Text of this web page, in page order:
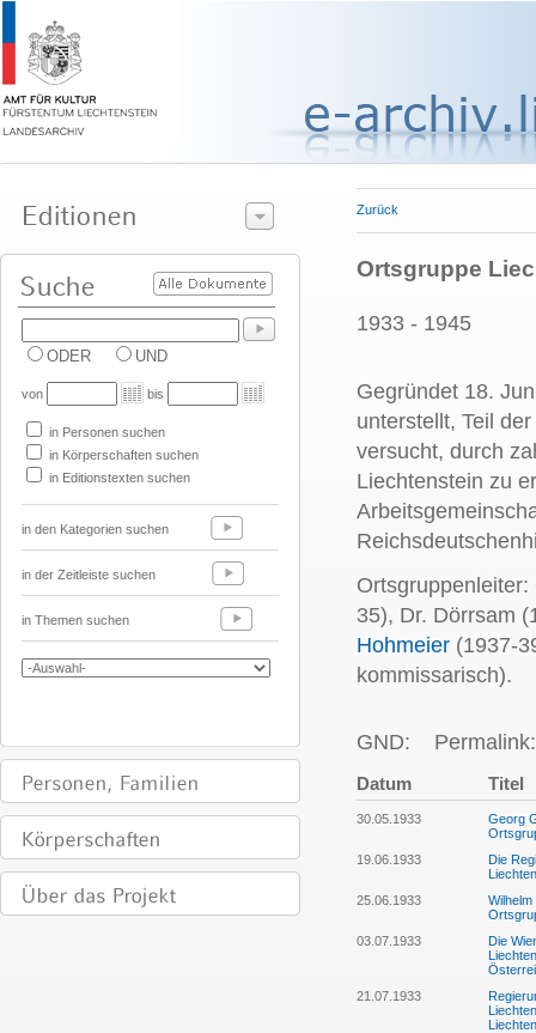
ODER UND
von bis
in Personen suchen
in Körperschaften suchen
in Editionstexten suchen
in den Kategorien suchen
in der Zeitleiste suchen
in Themen suchen
Zurück
Ortsgruppe
1933 - 1945
Gegründet 18.
unterstellt, Teil
versucht, durch
Liechtenstein zu
Ortsgruppenleiter:
35), Dr. Dörrsam
Hohmeier (1937-
kommissarisch).
GND:
Datum Titel
30.05.1933
Georg
19.06.1933
Die
25.06.1933
03.07.1933
Die
21.07.1933